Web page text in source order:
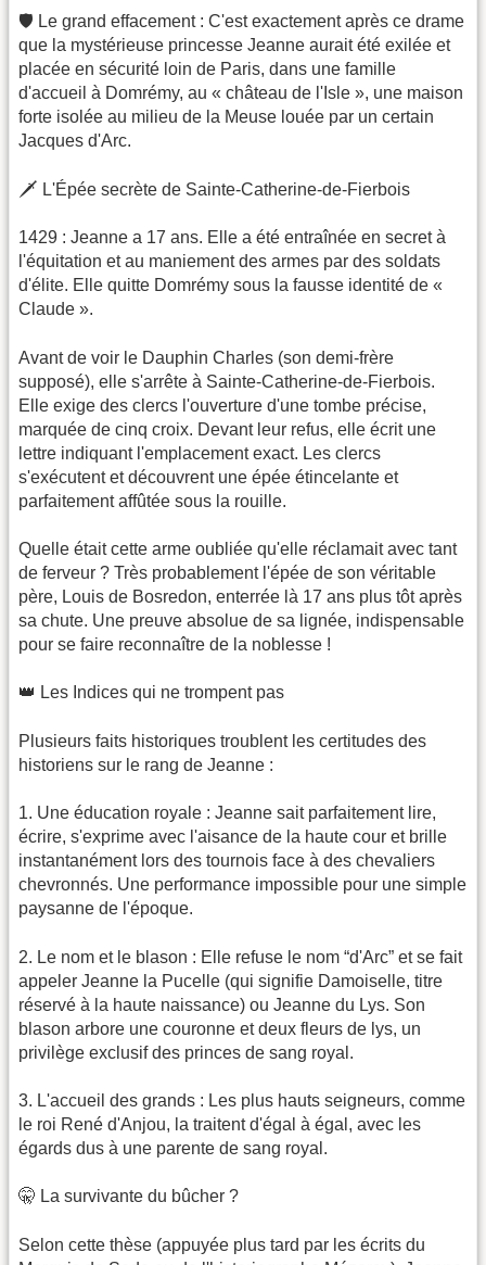
​🛡️ Le grand effacement : C'est exactement après ce drame
que la mystérieuse princesse Jeanne aurait été exilée et
placée en sécurité loin de Paris, dans une famille
d'accueil à Domrémy, au « château de l'Isle », une maison
forte isolée au milieu de la Meuse louée par un certain
Jacques d'Arc.
​🗡️ L'Épée secrète de Sainte-Catherine-de-Fierbois
​1429 : Jeanne a 17 ans. Elle a été entraînée en secret à
l'équitation et au maniement des armes par des soldats
d'élite. Elle quitte Domrémy sous la fausse identité de «
Claude ».
​Avant de voir le Dauphin Charles (son demi-frère
supposé), elle s'arrête à Sainte-Catherine-de-Fierbois.
Elle exige des clercs l'ouverture d'une tombe précise,
marquée de cinq croix. Devant leur refus, elle écrit une
lettre indiquant l'emplacement exact. Les clercs
s'exécutent et découvrent une épée étincelante et
parfaitement affûtée sous la rouille.
​Quelle était cette arme oubliée qu'elle réclamait avec tant
de ferveur ? Très probablement l'épée de son véritable
père, Louis de Bosredon, enterrée là 17 ans plus tôt après
sa chute. Une preuve absolue de sa lignée, indispensable
pour se faire reconnaître de la noblesse !
​👑 Les Indices qui ne trompent pas
​Plusieurs faits historiques troublent les certitudes des
historiens sur le rang de Jeanne :
1. ​Une éducation royale : Jeanne sait parfaitement lire,
écrire, s'exprime avec l'aisance de la haute cour et brille
instantanément lors des tournois face à des chevaliers
chevronnés. Une performance impossible pour une simple
paysanne de l'époque.
2. ​Le nom et le blason : Elle refuse le nom “d'Arc” et se fait
appeler Jeanne la Pucelle (qui signifie Damoiselle, titre
réservé à la haute naissance) ou Jeanne du Lys. Son
blason arbore une couronne et deux fleurs de lys, un
privilège exclusif des princes de sang royal.
3. ​L'accueil des grands : Les plus hauts seigneurs, comme
le roi René d'Anjou, la traitent d'égal à égal, avec les
égards dus à une parente de sang royal.
​🤫 La survivante du bûcher ?
​Selon cette thèse (appuyée plus tard par les écrits du